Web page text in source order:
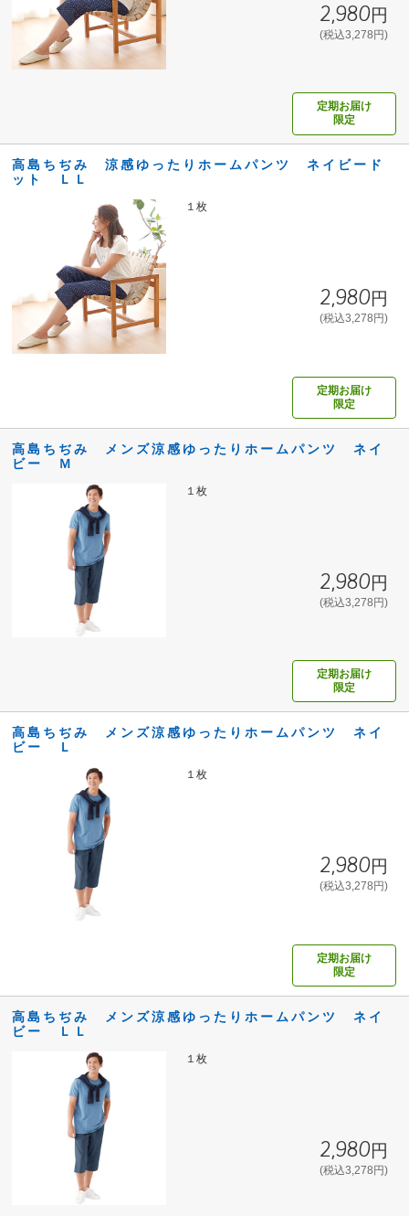
2,980円
(税込3,278円)
定期お届け
限定
高島ちぢみ 涼感ゆったりホームパンツ ネイビード
ット ＬＬ
１枚
2,980円
(税込3,278円)
定期お届け
限定
高島ちぢみ メンズ涼感ゆったりホームパンツ ネイ
ビー Ｍ
１枚
2,980円
(税込3,278円)
定期お届け
限定
高島ちぢみ メンズ涼感ゆったりホームパンツ ネイ
ビー Ｌ
１枚
2,980円
(税込3,278円)
定期お届け
限定
高島ちぢみ メンズ涼感ゆったりホームパンツ ネイ
ビー ＬＬ
１枚
2,980円
(税込3,278円)